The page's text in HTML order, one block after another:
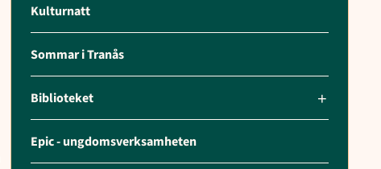
Kulturnatt
Sommar i Tranås
Biblioteket
Epic - ungdomsverksamheten